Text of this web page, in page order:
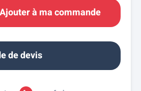
Ajouter à ma commande
de devis